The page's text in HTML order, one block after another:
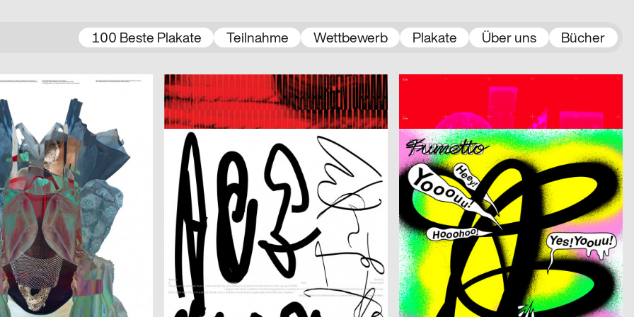
100 Beste Plakate Teilnahme Wettbewerb Plakate Über uns Bücher
Michel Domeisen, Emily Horrolt, Hannah Klarer CH
2025
Dario Argento, Filmpodium Zürich
CH Shiping Sheng
From Letter to Gesture
Johnson / Kingston CH
2025
Fumetto Comic Festival 2025
CH
wenige)
Benoît Brun CH
ECAL Open Day 2025
Audretsch Massimiliano
2025
BEYOND
2025
Atelier BLVDR CH
2025
44e AMR Jazz Festival
Modo GmbH CH
2025
Alex Hanimann in der Produktionshalle von Tobias Lenggenhager
A lugma
2025
DWA Graphic design department
2025